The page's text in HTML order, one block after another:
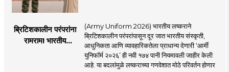
ब्रिटिशकालीन परंपरांना
रामराम! भारतीय
(Army Uniform 2026) भारतीय लष्कराने
ब्रिटिशकालीन परंपरांपासून दूर जात भारतीय संस्कृती,
आधुनिकता आणि व्यावहारिकतेला प्राधान्य देणारी ‘आर्मी
युनिफॉर्म २०२६’ ही नवी १७४ पानी नियमावली जाहीर केली
आहे. या बदलांमुळे लष्कराच्या गणवेशात मोठे परिवर्तन होणार